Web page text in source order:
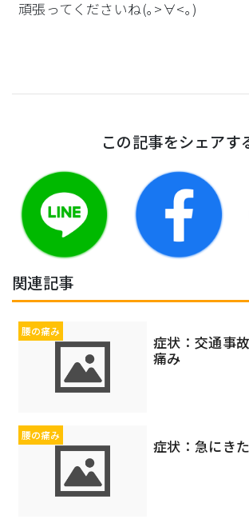
頑張ってくださいね(｡>∀<｡)
この記事をシェアす
関連記事
腰の痛み
症状：交通事
痛み
腰の痛み
症状：急にき